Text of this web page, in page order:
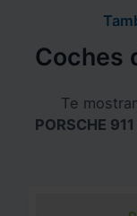
Coches
Te
PORSCHE 911